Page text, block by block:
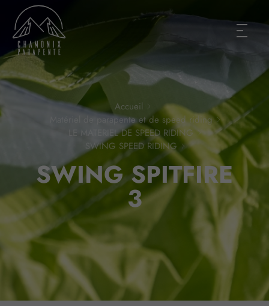
Accueil
Matériel de parapente et de speed riding
LE MATERIEL DE SPEED RIDING
SWING SPEED RIDING
SWING SPITFIRE
3